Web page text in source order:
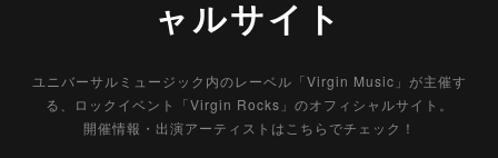
ャルサイト
ユニバーサルミュージック内のレーベル「Virgin Music」が主催す
る、ロックイベント「Virgin Rocks」のオフィシャルサイト。
開催情報・出演アーティストはこちらでチェック！